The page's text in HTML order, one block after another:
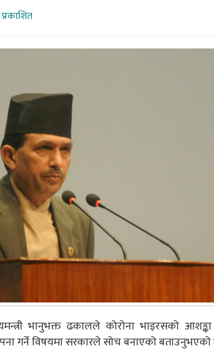
भानुभक्त ढकालले कोरोना भाइरसको आशङ्का
गर्ने विषयमा सरकारले सोच बनाएको